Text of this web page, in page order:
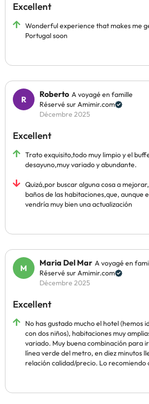
Excellent
Wonderful experience that makes me
Portugal soon
Roberto A voyagé en famille
Réservé sur Amimir.com
Décembre 2025
Excellent
Trato exquisito,todo muy limpio y el
desayuno,muy variado y abundante.
Quizá,por buscar alguna cosa a
baños de las habitaciones,que, aunque
vendría muy bien una actualización
Maria Del Mar A voyagé en
Réservé sur Amimir.com
Décembre 2025
Excellent
No has gustado mucho el hotel (hemos
con dos niños), habitaciones muy
variado. Muy buena combinación para
línea verde del metro, en diez minutos
relación calidad/precio. Lo recomiendo